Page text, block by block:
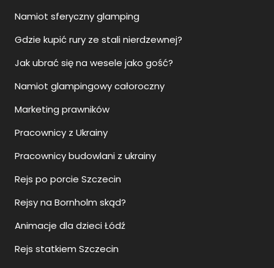
Namiot sferyczny glamping
Gdzie kupić rury ze stali nierdzewnej?
Jak ubrać się na wesele jako gość?
Namiot glampingowy całoroczny
Marketing prawników
Pracownicy z Ukrainy
Pracownicy budowlani z ukrainy
Rejs po porcie Szczecin
Rejsy na Bornholm skąd?
Animacje dla dzieci Łódź
Rejs statkiem Szczecin